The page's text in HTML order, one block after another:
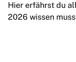
Top-Teams
England
Hier erfährst du
2026 wissen